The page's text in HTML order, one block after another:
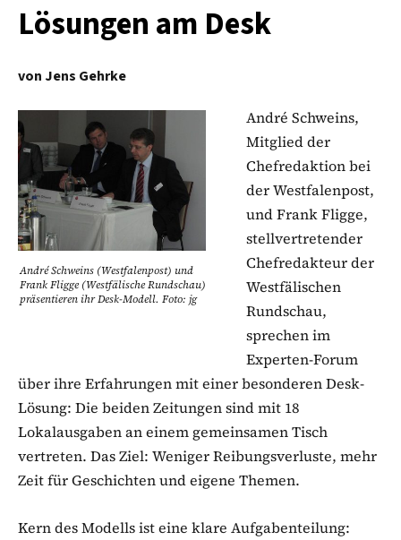
Lösungen am Desk
von Jens Gehrke
André Schweins (Westfalenpost) und
Frank Fligge (Westfälische Rundschau)
präsentieren ihr Desk-Modell. Foto: jg
André Schweins,
Mitglied der
Chefredaktion bei
der Westfalenpost,
und Frank Fligge,
stellvertretender
Chefredakteur der
Westfälischen
Rundschau,
sprechen im
Experten-Forum
über ihre Erfahrungen mit einer besonderen Desk-
Lösung: Die beiden Zeitungen sind mit 18
Lokalausgaben an einem gemeinsamen Tisch
vertreten. Das Ziel: Weniger Reibungsverluste, mehr
Zeit für Geschichten und eigene Themen.
Kern des Modells ist eine klare Aufgabenteilung: